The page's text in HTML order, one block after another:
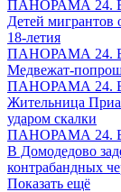
ПАНОРАМА 24.
Детей мигрантов
18-летия
ПАНОРАМА 24.
Медвежат-
ПАНОРАМА 24.
Жительница
ударом скалки
ПАНОРАМА 24.
В Домодедово
контрабандных
Показать ещё